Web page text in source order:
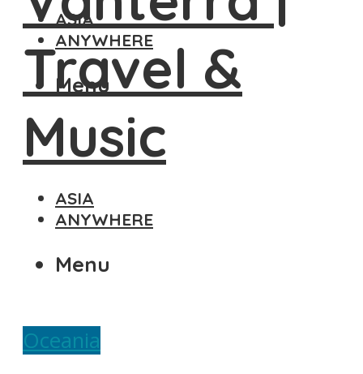
ASIA
ANYWHERE
Menu
ASIA
ANYWHERE
Menu
Oceania